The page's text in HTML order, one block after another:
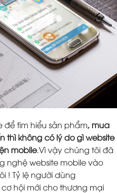
để tìm hiểu sản phẩm, mua
thì không có lý do gì website
mobile.Vì vậy chúng tôi đã
nghệ website mobile vào
! Tỷ lệ người dùng
hội mới cho thương mại